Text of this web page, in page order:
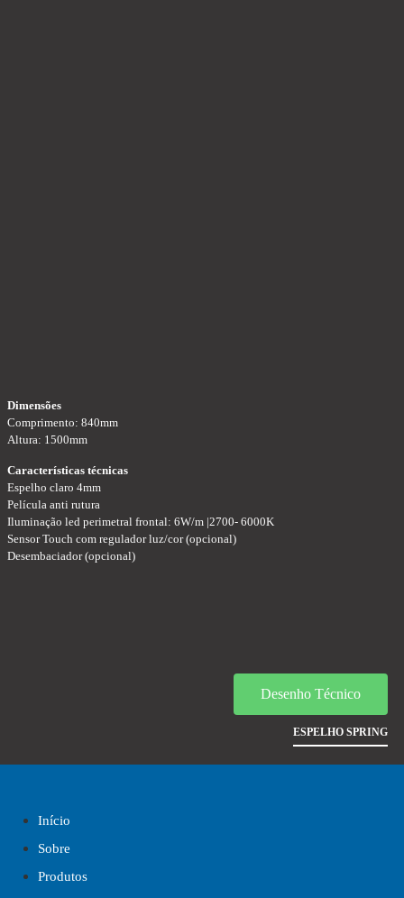
Dimensões
Comprimento: 840mm
Altura: 1500mm
Características técnicas
Espelho claro 4mm
Película anti rutura
Iluminação led perimetral frontal: 6W/m |2700- 6000K
Sensor Touch com regulador luz/cor (opcional)
Desembaciador (opcional)
Desenho Técnico
ESPELHO SPRING
Início
Sobre
Produtos